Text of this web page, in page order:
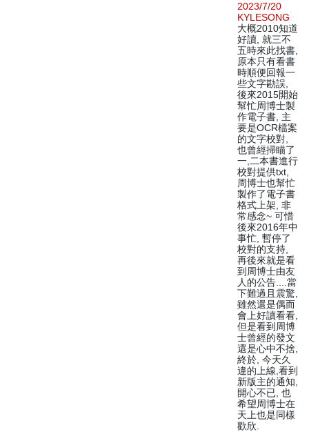
2023/7/20
KYLESONG
大概2010知道
好讀, 就三不
五時來此找書,
原本只有看書
時順便回報一
些文字勘誤,
後來2015開始
幫忙周博士製
作電子書, 主
要是OCR檔案
的文字校對,
也曾經掃瞄了
一,二本書進行
校對提供txt,
周博士也幫忙
製作了電子書
格式上架, 非
常感念~ 可惜
後來2016年中
事忙, 暫停了
校對的支持,
再後來就是看
到周博士由友
人的公告....當
下難過且震驚,
雖然還是偶而
會上好讀看看,
但是看到周博
士曾經的發文
還是心中不捨,
終於, 今天久
違的上線,看到
新版主的通知,
開心不已, 也
希望周博士在
天上也是同樣
歡欣.